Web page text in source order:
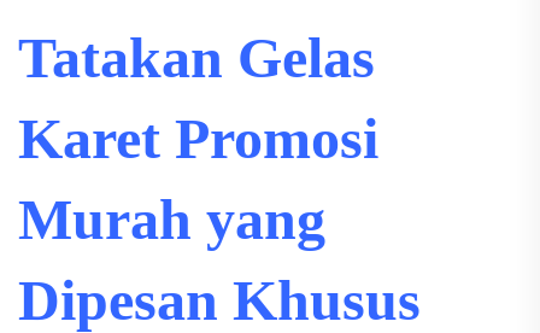
Tatakan Gelas
Karet Promosi
Murah yang
Dipesan Khusus